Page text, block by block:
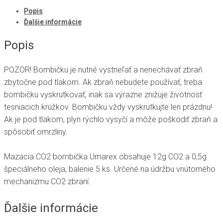
Popis
Ďalšie informácie
Popis
POZOR! Bombičku je nutné vystrieľať a nenechávať zbraň
zbytočne pod tlakom. Ak zbraň nebudete používať, treba
bombičku vyskrutkovať, inak sa výrazne znižuje životnosť
tesniacich krúžkov. Bombičku vždy vyskrutkujte len prázdnu!
Ak je pod tlakom, plyn rýchlo vysyčí a môže poškodiť zbraň a
spôsobiť omrzliny.
Mazacia CO2 bombička Umarex obsahuje 12g CO2 a 0,5g
špeciálneho oleja, balenie 5 ks. Určené na údržbu vnútorného
mechanizmu CO2 zbraní.
Ďalšie informácie